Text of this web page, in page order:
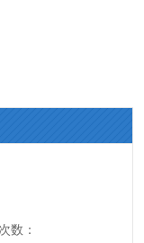
数：